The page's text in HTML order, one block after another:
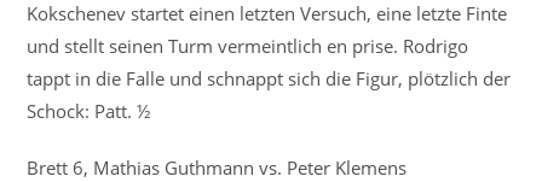
Kokschenev startet einen letzten Versuch, eine letzte Finte
und stellt seinen Turm vermeintlich en prise. Rodrigo
tappt in die Falle und schnappt sich die Figur, plötzlich der
Schock: Patt. ½
Brett 6, Mathias Guthmann vs. Peter Klemens